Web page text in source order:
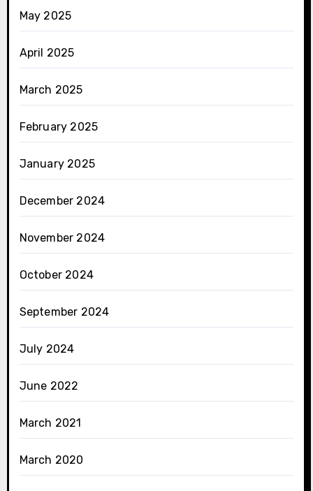
May 2025
April 2025
March 2025
February 2025
January 2025
December 2024
November 2024
October 2024
September 2024
July 2024
June 2022
March 2021
March 2020